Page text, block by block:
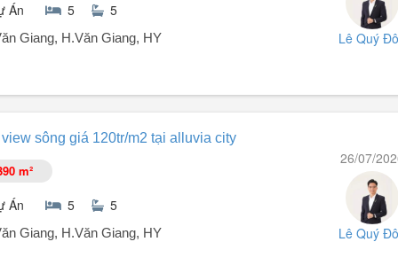
Lê Quý
Án 5 5
Giang, H.Văn Giang, HY
tại Alluvia City.
phủ đá sang trọng.
onsen độc bản nhất tại dự án.
sông giá 120tr/m2 tại alluvia city
26/07/
Lê Quý
m²
Án 5 5
Giang, H.Văn Giang, HY